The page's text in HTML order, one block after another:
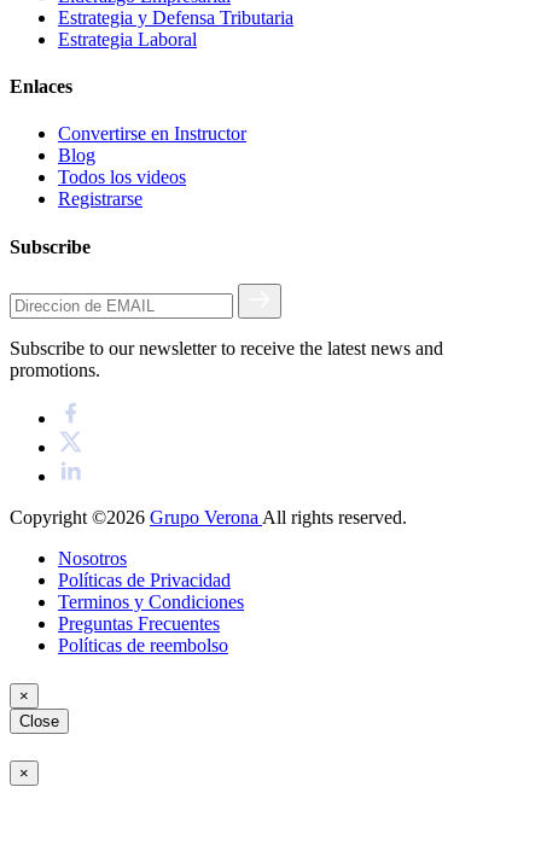
Estrategia y Defensa Tributaria
Estrategia Laboral
Enlaces
Convertirse en Instructor
Blog
Todos los videos
Registrarse
Subscribe
Subscribe to our newsletter to receive the latest news and
promotions.
Copyright ©2026 Grupo Verona All rights reserved.
Nosotros
Políticas de Privacidad
Terminos y Condiciones
Preguntas Frecuentes
Políticas de reembolso
×
Close
×